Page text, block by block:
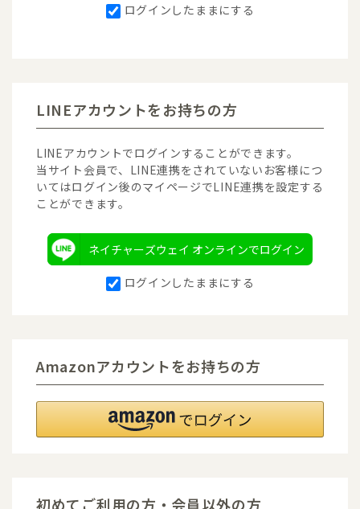
ログインしたままにする
LINEアカウントをお持ちの方
LINEアカウントでログインすることができます。
当サイト会員で、LINE連携をされていないお客様につ
いてはログイン後のマイページでLINE連携を設定する
ことができます。
ネイチャーズウェイ オンラインでログイン
ログインしたままにする
Amazonアカウントをお持ちの方
初めてご利用の方・会員以外の方